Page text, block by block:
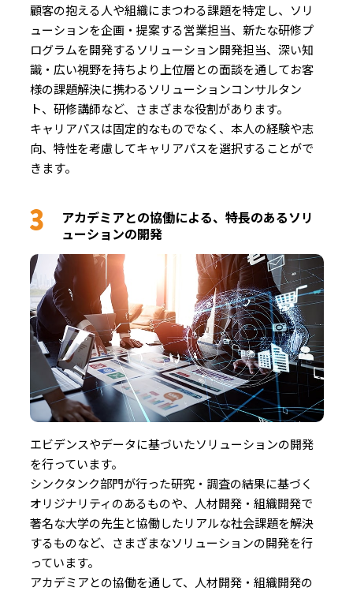
顧客の抱える人や組織にまつわる課題を特定し、ソリ
ューションを企画・提案する営業担当、新たな研修プ
ログラムを開発するソリューション開発担当、深い知
識・広い視野を持ちより上位層との面談を通してお客
様の課題解決に携わるソリューションコンサルタン
ト、研修講師など、さまざまな役割があります。
キャリアパスは固定的なものでなく、本人の経験や志
向、特性を考慮してキャリアパスを選択することがで
きます。
アカデミアとの協働による、特長のあるソリ
ューションの開発
エビデンスやデータに基づいたソリューションの開発
を行っています。
シンクタンク部門が行った研究・調査の結果に基づく
オリジナリティのあるものや、人材開発・組織開発で
著名な大学の先生と協働したリアルな社会課題を解決
するものなど、さまざまなソリューションの開発を行
っています。
アカデミアとの協働を通して、人材開発・組織開発の